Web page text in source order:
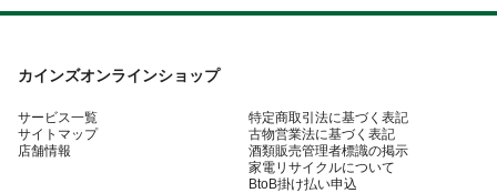
カインズオンラインショップ
サービス一覧
サイトマップ
店舗情報
特定商取引法に基づく表記
古物営業法に基づく表記
酒類販売管理者標識の掲示
家電リサイクルについて
BtoB掛け払い申込